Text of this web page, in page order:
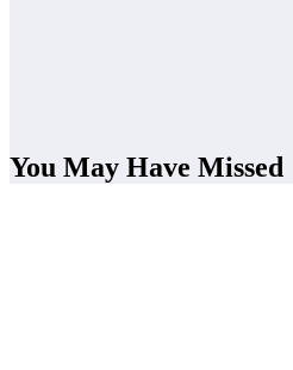
You May Have Missed